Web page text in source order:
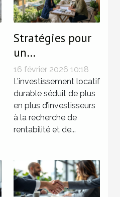
Stratégies pour
un
investissement
locatif durable
en 2026
16 février 2026 10:18
L’investissement locatif
durable séduit de plus
en plus d’investisseurs
à la recherche de
rentabilité et de...